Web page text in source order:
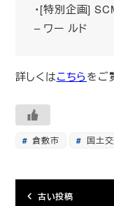
・[特別企画]
– ワー ルド
詳しくはこちらをご
倉敷市 国土
古い投稿